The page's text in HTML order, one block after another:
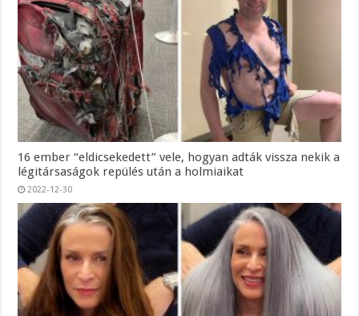
16 ember “eldicsekedett” vele, hogyan adták vissza nekik a
légitársaságok repülés után a holmiaikat
2022-12-30